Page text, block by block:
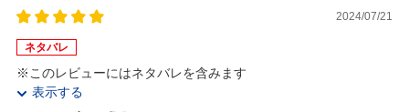
2024/07/21
ネタバレ
※このレビューにはネタバレを含みます
表示する